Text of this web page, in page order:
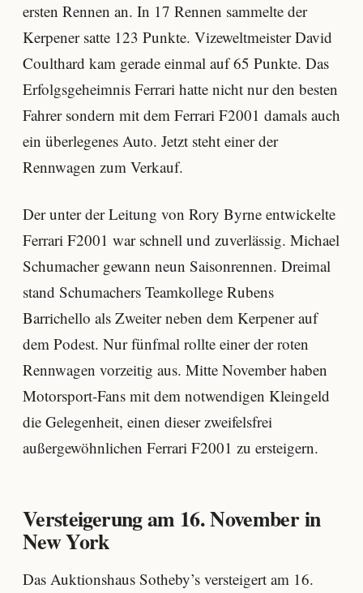
ersten Rennen an. In 17 Rennen sammelte der
Kerpener satte 123 Punkte. Vizeweltmeister David
Coulthard kam gerade einmal auf 65 Punkte. Das
Erfolgsgeheimnis Ferrari hatte nicht nur den besten
Fahrer sondern mit dem Ferrari F2001 damals auch
ein überlegenes Auto. Jetzt steht einer der
Rennwagen zum Verkauf.
Der unter der Leitung von Rory Byrne entwickelte
Ferrari F2001 war schnell und zuverlässig. Michael
Schumacher gewann neun Saisonrennen. Dreimal
stand Schumachers Teamkollege Rubens
Barrichello als Zweiter neben dem Kerpener auf
dem Podest. Nur fünfmal rollte einer der roten
Rennwagen vorzeitig aus. Mitte November haben
Motorsport-Fans mit dem notwendigen Kleingeld
die Gelegenheit, einen dieser zweifelsfrei
außergewöhnlichen Ferrari F2001 zu ersteigern.
Versteigerung am 16. November in
New York
Das Auktionshaus Sotheby’s versteigert am 16.